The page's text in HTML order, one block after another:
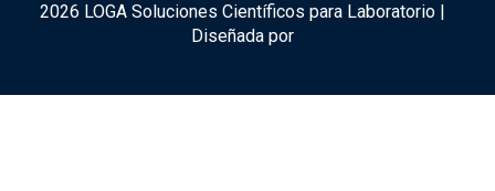
2026 LOGA Soluciones Científicos para Laboratorio |
Diseñada por